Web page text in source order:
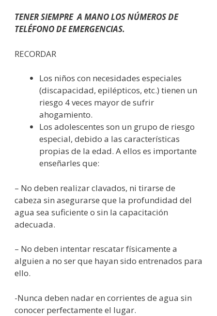
TENER SIEMPRE A MANO LOS NÚMEROS DE
TELÉFONO DE EMERGENCIAS.
RECORDAR
Los niños con necesidades especiales
(discapacidad, epilépticos, etc.) tienen un
riesgo 4 veces mayor de sufrir
ahogamiento.
Los adolescentes son un grupo de riesgo
especial, debido a las características
propias de la edad. A ellos es importante
enseñarles que:
– No deben realizar clavados, ni tirarse de
cabeza sin asegurarse que la profundidad del
agua sea suficiente o sin la capacitación
adecuada.
– No deben intentar rescatar físicamente a
alguien a no ser que hayan sido entrenados para
ello.
-Nunca deben nadar en corrientes de agua sin
conocer perfectamente el lugar.